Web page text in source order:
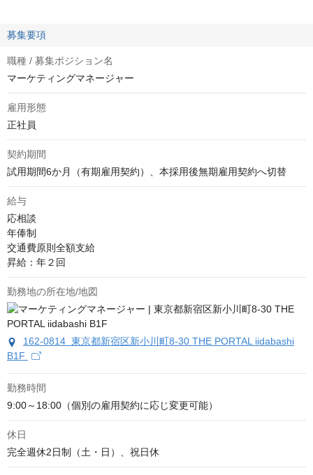
募集要項
職種 / 募集ポジション名
マーケティングマネージャー
雇用形態
正社員
契約期間
試用期間6か月（有期雇用契約）、本採用後無期雇用契約へ切替
給与
応相談
年俸制
交通費原則全額支給
昇給：年２回
勤務地の所在地/地図
162-0814 東京都新宿区新小川町8-30 THE PORTAL iidabashi
B1F
勤務時間
9:00～18:00（個別の雇用契約に応じ変更可能）
休日
完全週休2日制（土・日）、祝日休